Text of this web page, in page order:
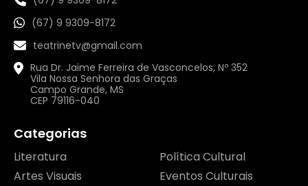
(67) 9 9309-8172
teatrinetv@gmail.com
Rua Dr. Jaime Ferreira de Vasconcelos, Nº 352
Vila Nossa Senhora das Graças
Campo Grande, MS
CEP 79116-040
Categorias
Literatura
Artes Visuais
Política Cultural
Eventos Culturais